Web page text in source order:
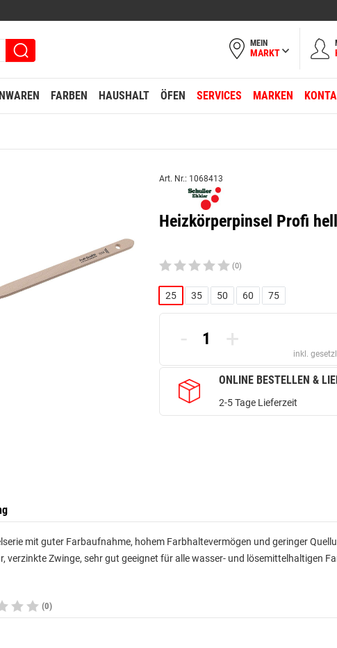
MEIN
MARKT
FARBEN HAUSHALT ÖFEN SERVICES MARKEN
Art. Nr.: 1068413
Heizkörperpinsel Profi
(0)
25 35 50 60 75
- +
inkl.
ONLINE BESTELLEN &
2-5 Tage Lieferzeit
mit guter Farbaufnahme, hohem Farbhaltevermögen und geringer
verzinkte Zwinge, sehr gut geeignet für alle wasser- und lösemittelhaltigen
(0)